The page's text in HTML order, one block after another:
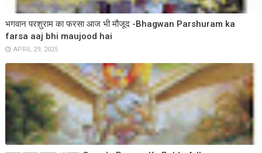
भगवान परशुराम का फरसा आज भी मौजूद -Bhagwan Parshuram ka
farsa aaj bhi maujood hai
APRIL 29, 2025